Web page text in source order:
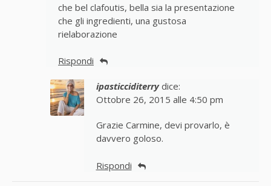
che bel clafoutis, bella sia la presentazione
che gli ingredienti, una gustosa
rielaborazione
Rispondi
ipasticciditerry dice:
Ottobre 26, 2015 alle 4:50 pm
Grazie Carmine, devi provarlo, è
davvero goloso.
Rispondi